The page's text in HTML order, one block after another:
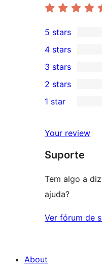
2
5-
star
reviews
5 stars
4-
star
reviews
4 stars
0
3-
star
3 stars
2-
reviews
2 stars
star
reviews
1 star
Your review
Suporte
Tem algo a
ajuda?
Ver fórum de
About